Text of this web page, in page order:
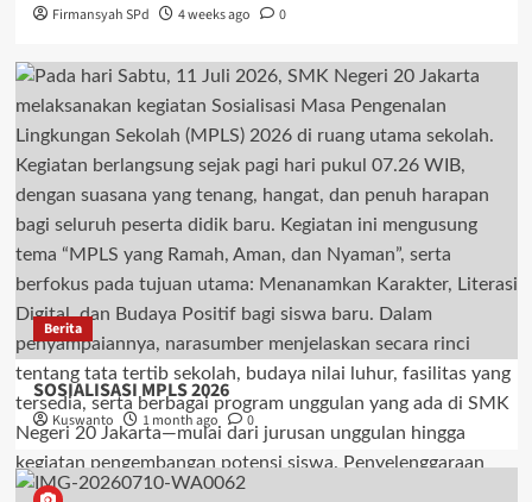
Firmansyah SPd 4 weeks ago 0
Berita
SOSIALISASI MPLS 2026
Kuswanto 1 month ago 0